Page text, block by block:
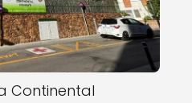
Continental